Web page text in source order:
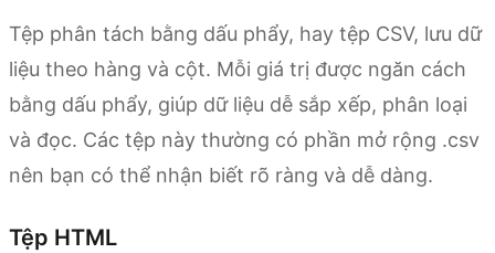
Tệp phân tách bằng dấu phẩy, hay tệp CSV, lưu dữ
liệu theo hàng và cột. Mỗi giá trị được ngăn cách
bằng dấu phẩy, giúp dữ liệu dễ sắp xếp, phân loại
và đọc. Các tệp này thường có phần mở rộng .csv
nên bạn có thể nhận biết rõ ràng và dễ dàng.
Tệp HTML